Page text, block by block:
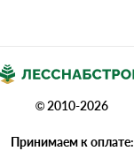
© 2010-2026
Принимаем к оплате: